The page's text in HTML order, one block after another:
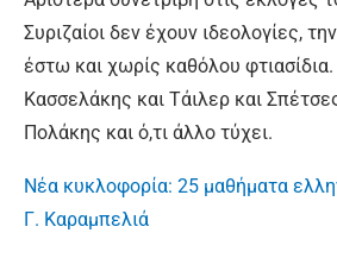
Συριζαίοι δεν έχουν ιδεολογίες,
έστω και χωρίς καθόλου φτιασίδια.
Κασσελάκης και Τάιλερ και
Πολάκης και ό,τι άλλο τύχει.
Νέα κυκλοφορία: 25 μαθήματα
Γ. Καραμπελιά